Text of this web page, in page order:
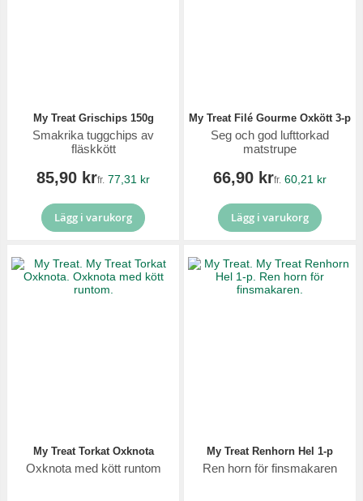
My Treat Grischips 150g
Smakrika tuggchips av
fläskkött
85,90 krfr. 77,31 kr
Lägg i varukorg
My Treat Filé Gourme Oxkött 3-p
Seg och god lufttorkad
matstrupe
66,90 krfr. 60,21 kr
Lägg i varukorg
My Treat Torkat Oxknota
Oxknota med kött runtom
My Treat Renhorn Hel 1-p
Ren horn för finsmakaren